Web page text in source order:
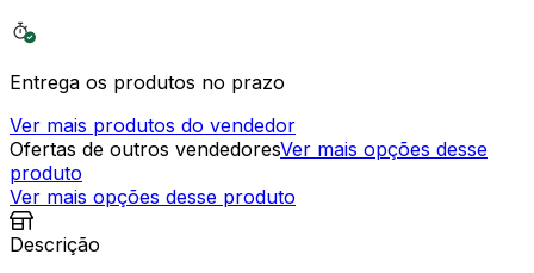
Entrega os produtos no prazo
Ver mais produtos do vendedor
Ofertas de outros vendedoresVer mais opções desse
produto
Ver mais opções desse produto
Descrição